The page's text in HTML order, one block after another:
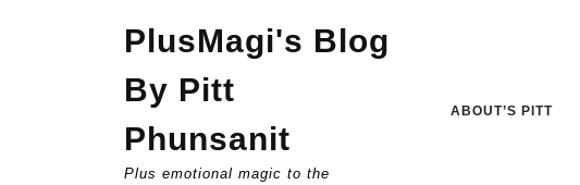
PlusMagi's Blog
By Pitt
Phunsanit
Plus emotional magic to the
ABOUT’S PITT